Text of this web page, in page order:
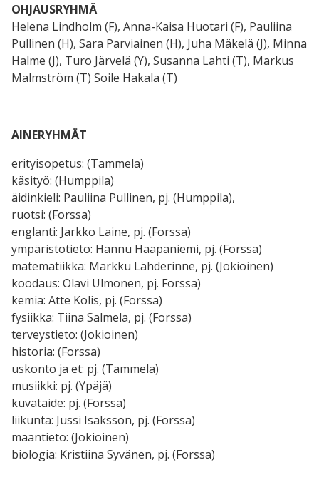
OHJAUSRYHMÄ
Helena Lindholm (F), Anna-Kaisa Huotari (F), Pauliina
Pullinen (H), Sara Parviainen (H), Juha Mäkelä (J), Minna
Halme (J), Turo Järvelä (Y), Susanna Lahti (T), Markus
Malmström (T) Soile Hakala (T)
AINERYHMÄT
erityisopetus: (Tammela)
käsityö: (Humppila)
äidinkieli: Pauliina Pullinen, pj. (Humppila),
ruotsi: (Forssa)
englanti: Jarkko Laine, pj. (Forssa)
ympäristötieto: Hannu Haapaniemi, pj. (Forssa)
matematiikka: Markku Lähderinne, pj. (Jokioinen)
koodaus: Olavi Ulmonen, pj. Forssa)
kemia: Atte Kolis, pj. (Forssa)
fysiikka: Tiina Salmela, pj. (Forssa)
terveystieto: (Jokioinen)
historia: (Forssa)
uskonto ja et: pj. (Tammela)
musiikki: pj. (Ypäjä)
kuvataide: pj. (Forssa)
liikunta: Jussi Isaksson, pj. (Forssa)
maantieto: (Jokioinen)
biologia: Kristiina Syvänen, pj. (Forssa)